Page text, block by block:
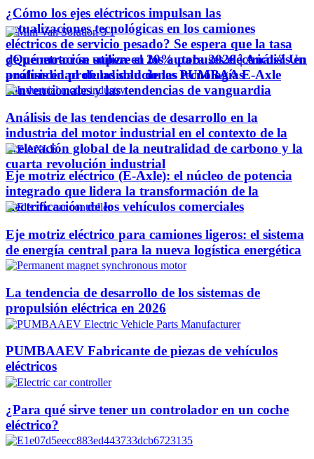
¿Cómo los ejes eléctricos impulsan las
actualizaciones tecnológicas en los camiones
eléctricos de servicio pesado? Se espera que la tasa
de penetración supere el 20% para 2026 | Análisis en
profundidad de las soluciones PUMBAA E-Axle
¿Qué motor se utiliza en los autobuses eléctricos? Un
análisis en profundidad de las tecnologías
convencionales y las tendencias de vanguardia
Análisis de las tendencias de desarrollo en la
industria del motor industrial en el contexto de la
aceleración global de la neutralidad de carbono y la
cuarta revolución industrial
Eje motriz eléctrico (E-Axle): el núcleo de potencia
integrado que lidera la transformación de la
electrificación de los vehículos comerciales
Eje motriz eléctrico para camiones ligeros: el sistema
de energía central para la nueva logística energética
La tendencia de desarrollo de los sistemas de
propulsión eléctrica en 2026
PUMBAAEV Fabricante de piezas de vehículos
eléctricos
¿Para qué sirve tener un controlador en un coche
eléctrico?